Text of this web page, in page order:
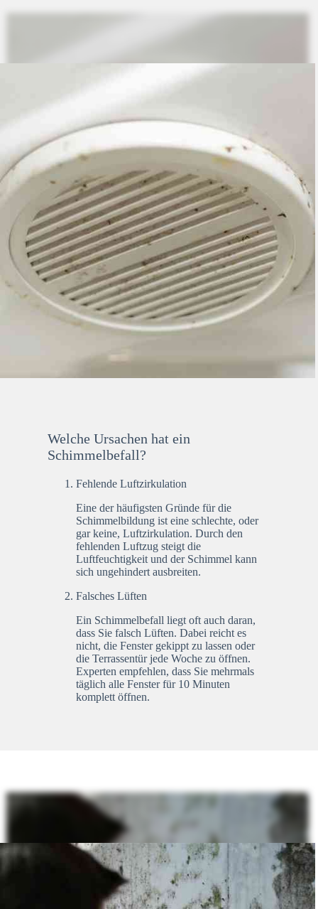
Welche Ursachen hat ein
Schimmelbefall?
Fehlende Luftzirkulation
Eine der häufigsten Gründe für die
Schimmelbildung ist eine schlechte, oder
gar keine, Luftzirkulation. Durch den
fehlenden Luftzug steigt die
Luftfeuchtigkeit und der Schimmel kann
sich ungehindert ausbreiten.
Falsches Lüften
Ein Schimmelbefall liegt oft auch daran,
dass Sie falsch Lüften. Dabei reicht es
nicht, die Fenster gekippt zu lassen oder
die Terrassentür jede Woche zu öffnen.
Experten empfehlen, dass Sie mehrmals
täglich alle Fenster für 10 Minuten
komplett öffnen.